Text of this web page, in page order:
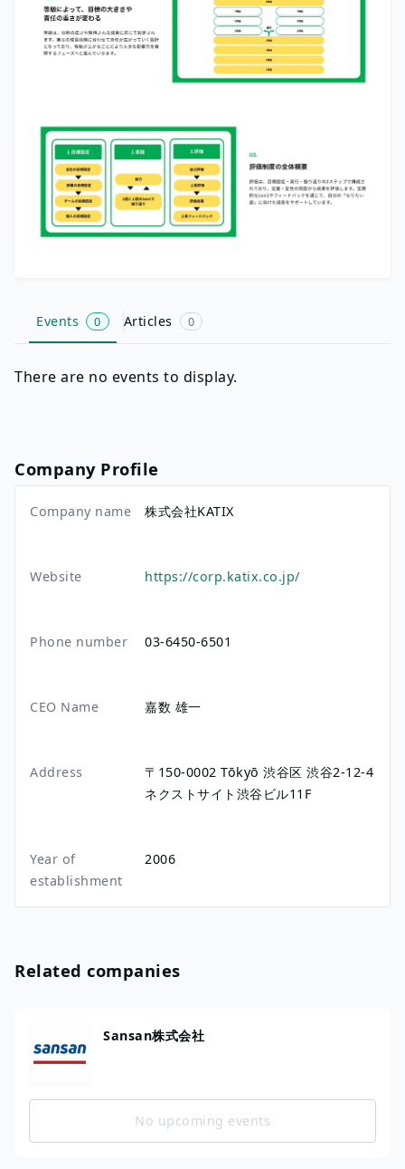
Events 0 Articles 0
There are no events to display.
Company Profile
Company name 株式会社KATIX
Website https://corp.katix.co.jp/
Phone number 03-6450-6501
CEO Name 嘉数 雄一
Address 〒150-0002Tōkyō渋谷区 渋谷2-12-4
ネクストサイト渋谷ビル11F
Year of
establishment
2006
Related companies
Sansan株式会社
No upcoming events